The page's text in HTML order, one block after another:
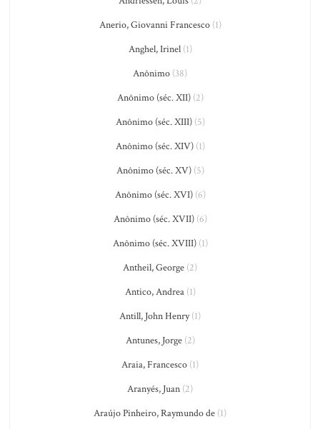
Anerio, Giovanni Francesco(1)
Anghel, Irinel(1)
Anônimo (38)
Anônimo (séc. XII)(2)
Anônimo (séc. XIII)(5)
Anônimo (séc. XIV)(1)
Anônimo (séc. XV)(5)
Anônimo (séc. XVI)(6)
Anônimo (séc. XVII)(6)
Anônimo (séc. XVIII)(1)
Antheil, George (2)
Antico, Andrea(1)
Antill, John Henry(1)
Antunes, Jorge(2)
Araia, Francesco (1)
Aranyés, Juan (2)
Araújo Pinheiro, Raymundo de (1)